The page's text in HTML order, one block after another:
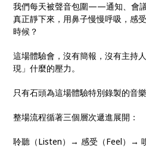
我們每天被聲音包圍——通知、會
真正靜下來，用鼻子慢慢呼吸，感
時候？
這場體驗會，沒有簡報，沒有主持
現」什麼的壓力。
只有石頭為這場體驗特別錄製的音
整場流程循著三個層次遞進展開：
聆聽（Listen）→ 感受（Feel）→